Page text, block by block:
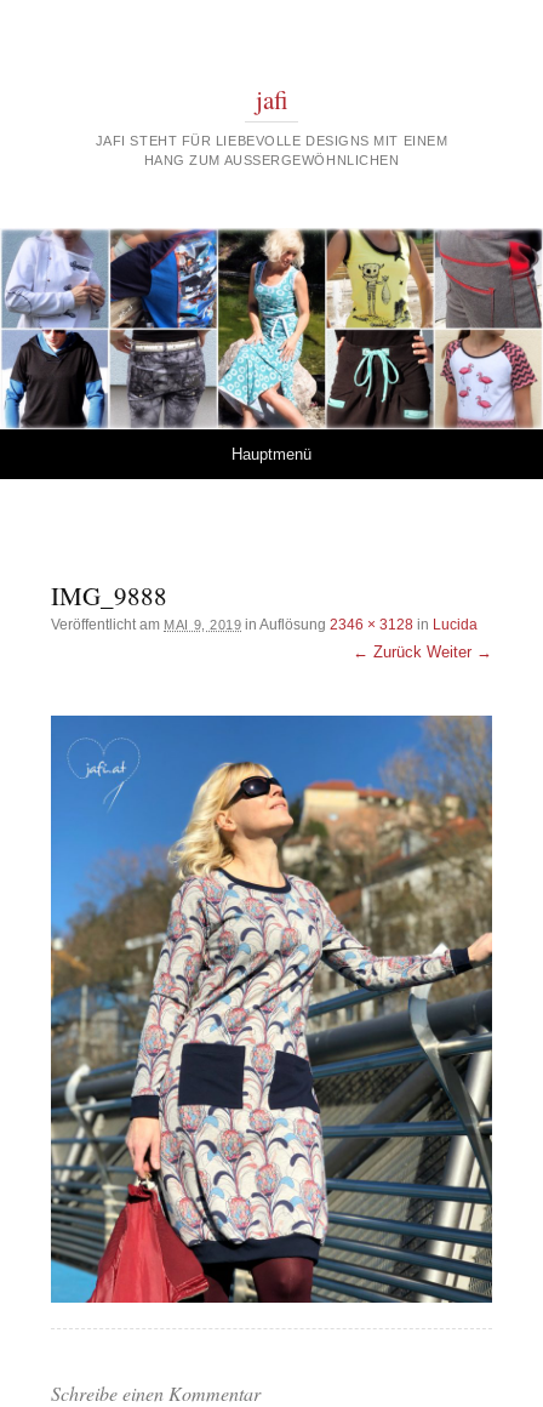
jafi
JAFI STEHT FÜR LIEBEVOLLE DESIGNS MIT EINEM
HANG ZUM AUSSERGEWÖHNLICHEN
Hauptmenü
IMG_9888
Veröffentlicht am MAI 9, 2019 in Auflösung2346 × 3128 in Lucida
← Zurück Weiter →
Schreibe einen Kommentar